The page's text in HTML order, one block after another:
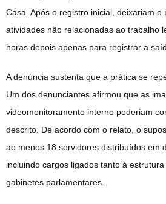
Casa. Após o registro inicial, deixariam o
atividades não relacionadas ao trabalho
horas depois apenas para registrar a
A denúncia sustenta que a prática se
Um dos denunciantes afirmou que as
videomonitoramento interno poderiam
descrito. De acordo com o relato, o
ao menos 18 servidores distribuídos em
incluindo cargos ligados tanto à
gabinetes parlamentares.